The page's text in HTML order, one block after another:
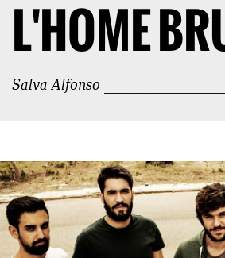
L'HOME
Salva Alfonso